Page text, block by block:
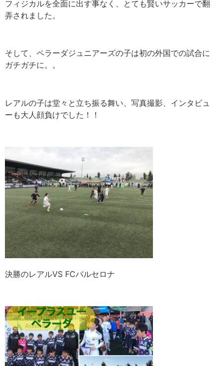
フィジカルを全面に出す事なく、とても賢いサッカーで翻
弄されました。
そして、ペラーダジュニアーズの子は初の外国での試合に
ガチガチに。。
レアルの子は堂々と立ち振る舞い、写真撮影、インタビュ
ーも大人顔負けでした！！
決勝のレアルVS FCバルセロナ